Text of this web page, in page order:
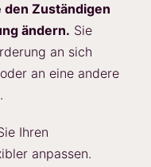
Zuständigen
ändern. Sie
an sich
an eine andere
Ihren
anpassen.